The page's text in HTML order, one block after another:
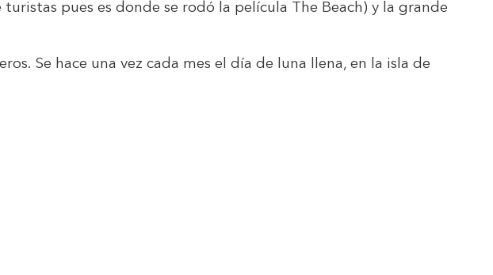
pues es donde se rodó la película The Beach) y la grande
Se hace una vez cada mes el día de luna llena, en la isla de